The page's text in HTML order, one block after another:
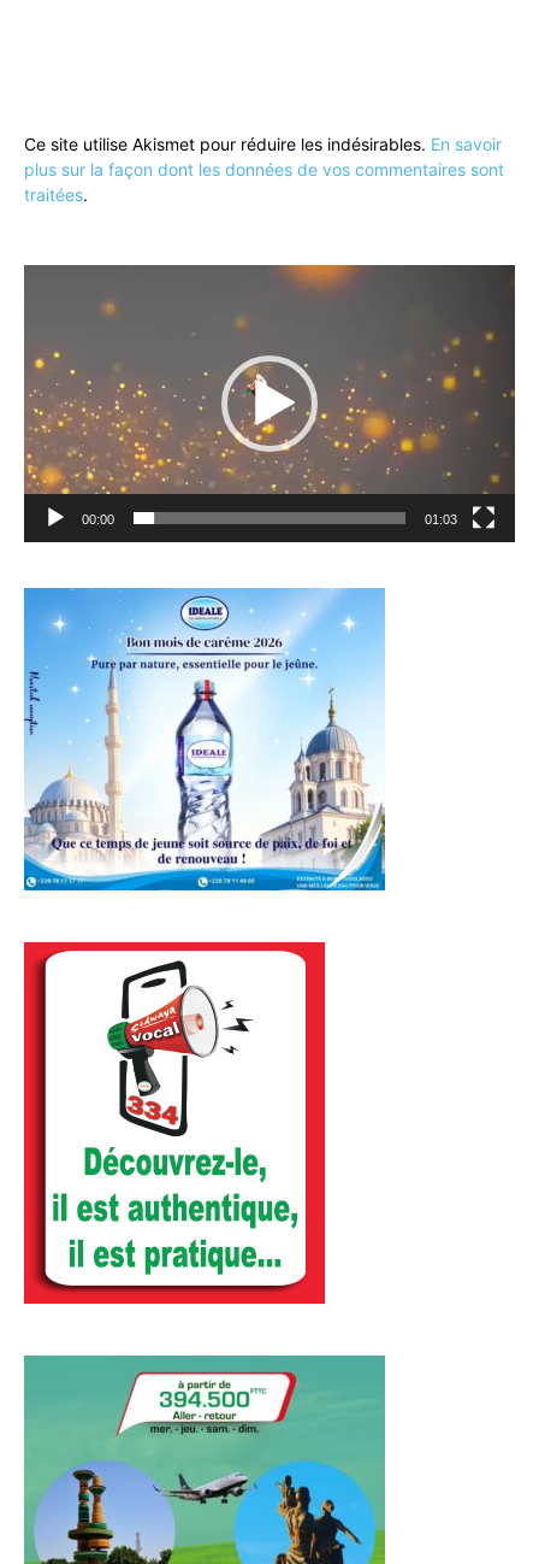
Ce site utilise Akismet pour réduire les indésirables. En savoir
plus sur la façon dont les données de vos commentaires sont
traitées.
00:00 01:03